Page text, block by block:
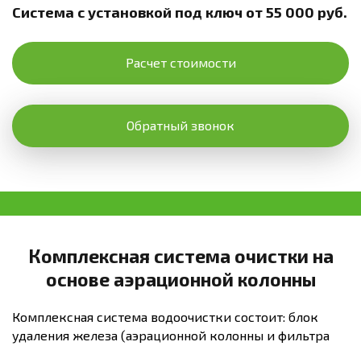
Система с установкой под ключ от 55 000 руб.
Расчет стоимости
Обратный звонок
Комплексная система очистки на
основе аэрационной колонны
Комплексная система водоочистки состоит: блок
удаления железа (аэрационной колонны и фильтра